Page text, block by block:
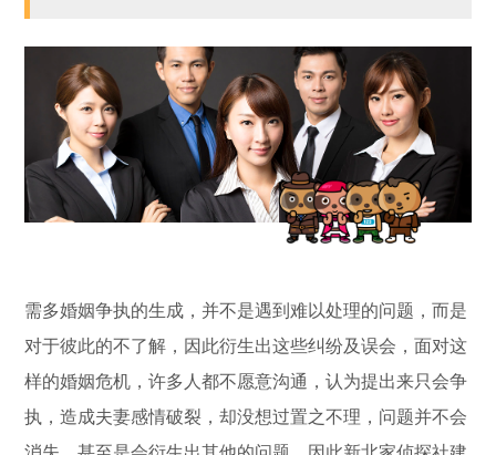
需多婚姻争执的生成，并不是遇到难以处理的问题，而是
对于彼此的不了解，因此衍生出这些纠纷及误会，面对这
样的婚姻危机，许多人都不愿意沟通，认为提出来只会争
执，造成夫妻感情破裂，却没想过置之不理，问题并不会